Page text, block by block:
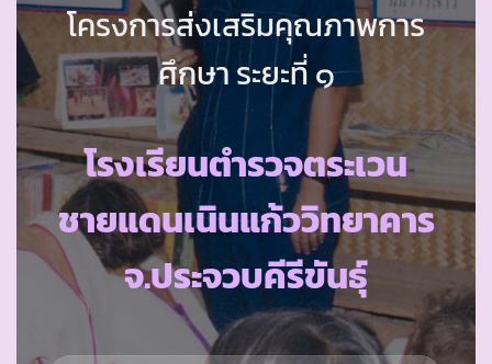
โครงการส่งเสริมคุณภาพการ
ศึกษา ระยะที่ ๑
โรงเรียนตำรวจตระเวน
ชายแดนเนินแก้ววิทยาคาร
จ.ประจวบคีรีขันธ์ุ